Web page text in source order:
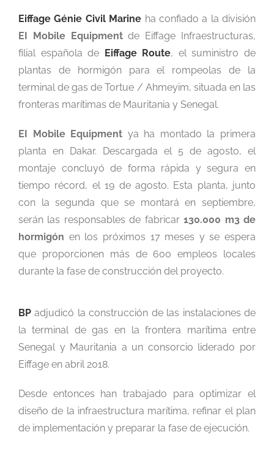
Eiffage Génie Civil Marine ha confiado a la división
EI Mobile Equipmentde Eiffage Infraestructuras,
filial española de Eiffage Route, el suministro de
plantas de hormigón para el rompeolas de la
terminal de gas de Tortue / Ahmeyim, situada en las
fronteras marítimas de Mauritania y Senegal.
EI Mobile Equipment ya ha montado la primera
planta en Dakar. Descargada el 5 de agosto, el
montaje concluyó de forma rápida y segura en
tiempo récord, el 19 de agosto. Esta planta, junto
con la segunda que se montará en septiembre,
serán las responsables de fabricar130.000 m3 de
hormigón en los próximos 17 meses y se espera
que proporcionen más de 600 empleos locales
durante la fase de construcción del proyecto.
BPadjudicó la construcción de las instalaciones de
la terminal de gas en la frontera marítima entre
Senegal y Mauritania a un consorcio liderado por
Eiffage en abril 2018.
Desde entonces han trabajado para optimizar el
diseño de la infraestructura marítima, refinar el plan
de implementación y preparar la fase de ejecución.